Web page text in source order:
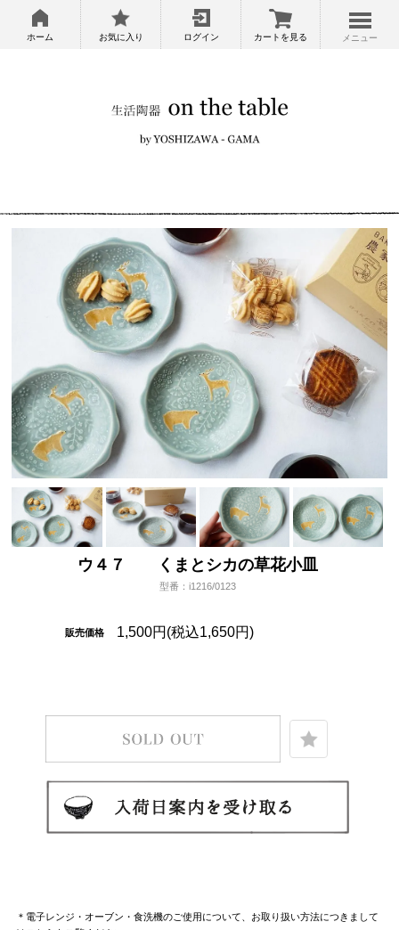
ホーム お気に入り ログイン カートを見る メニュー
ウ４７ くまとシカの草花小皿
型番：i1216/0123
販売価格 1,500円(税込1,650円)
＊電子レンジ・オーブン・食洗機のご使用について、お取り扱い方法につきまして